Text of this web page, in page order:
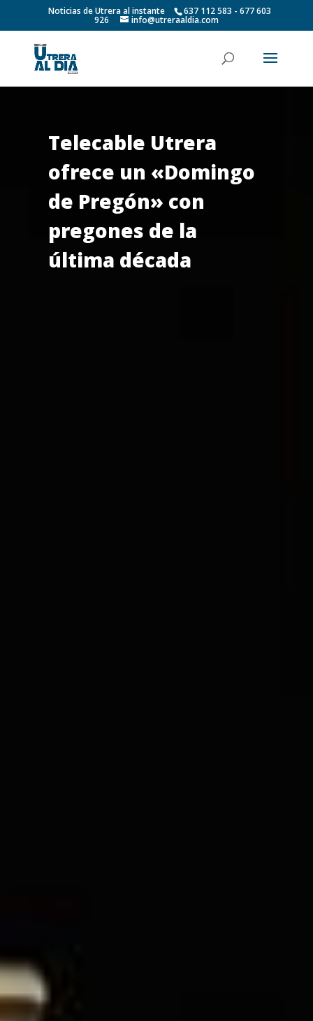
Noticias de Utrera al instante 637 112 583 - 677 603
926 info@utreraaldia.com
Telecable Utrera
ofrece un «Domingo
de Pregón» con
pregones de la
última década